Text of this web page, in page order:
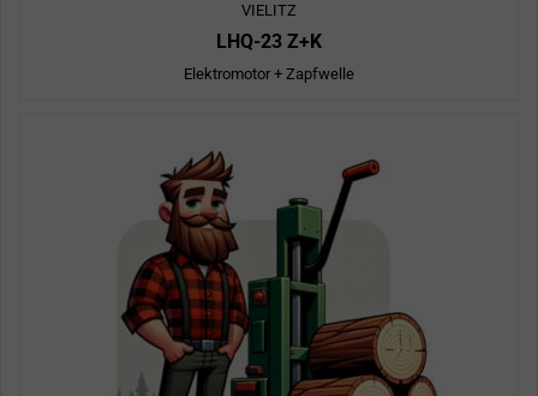
VIELITZ
LHQ-23 Z+K
Elektromotor + Zapfwelle